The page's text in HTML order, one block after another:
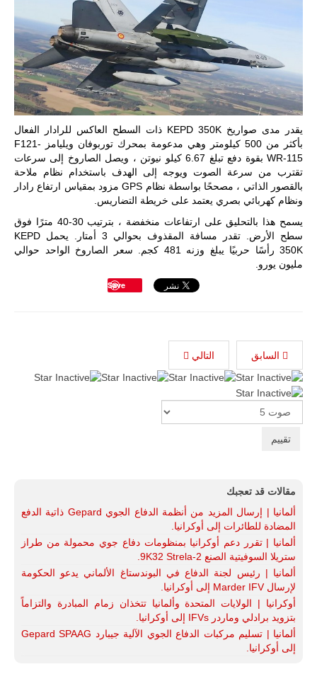
يقدر مدى صواريخ KEPD 350K ذات السطح العاكس للرادار الفعال
بأكثر من 500 كيلومتر وهي مدعومة بمحرك توربوفان ويليامز F121-
WR-115 بقوة دفع تبلغ 6.67 كيلو نيوتن ، ويصل الصاروخ إلى سرعات
تقترب من سرعة الصوت ويوجه إلى الهدف باستخدام نظام ملاحة
بالقصور الذاتي ، مصححًا بواسطة نظام GPS مزود بمقياس ارتفاع رادار
ونظام كهربائي بصري يعتمد على خريطة التضاريس.
يسمح هذا بالتحليق على ارتفاعات منخفضة ، بترتيب 30-40 مترًا فوق
سطح الأرض. تقدر مسافة المقذوف بحوالي 3 أمتار. يحمل KEPD
350K رأسًا حربيًا يبلغ وزنه 481 كجم. سعر الصاروخ الواحد حوالي
مليون يورو.
Save
السابق التالي
Rate
مقالات قد تعجبك
ألمانيا | إرسال المزيد من أنظمة الدفاع الجوي Gepard ذاتية الدفع
المضادة للطائرات إلى أوكرانيا.
ألمانيا | تقرر دعم أوكرانيا بمنظومات دفاع جوي محمولة من طراز
ستريلا السوفيتية الصنع 9K32 Strela-2.
ألمانيا | رئيس لجنة الدفاع في البوندستاغ الألماني يدعو الحكومة
لإرسال Marder IFV إلى أوكرانيا.
أوكرانيا | الولايات المتحدة وألمانيا تتخذان زمام المبادرة والتزاماً
بتزويد برادلي وماردر IFVs إلى أوكرانيا.
ألمانيا | تسليم مركبات الدفاع الجوي الآلية جيبارد Gepard SPAAG
إلى أوكرانيا.